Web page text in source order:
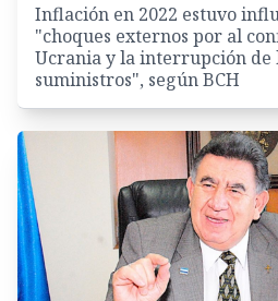
Inflación en 2022 estuvo
"choques externos por al
Ucrania y la interrupción de
suministros", según BCH